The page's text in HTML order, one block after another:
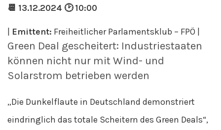
📆 13.12.2024 🕑 10:00
Emittent: Freiheitlicher Parlamentsklub – FPÖ |
Green Deal gescheitert: Industriestaaten
können nicht nur mit Wind- und
Solarstrom betrieben werden
„Die Dunkelflaute in Deutschland demonstriert
eindringlich das totale Scheitern des Green Deals“,